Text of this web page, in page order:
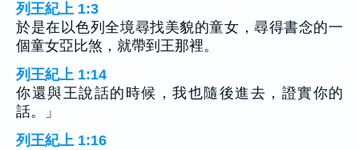
列王紀上 1:3
於是在以色列全境尋找美貌的童女，尋得書念的一
個童女亞比煞，就帶到王那裡。
列王紀上 1:14
你還與王說話的時候，我也隨後進去，證實你的
話。」
列王紀上 1:16